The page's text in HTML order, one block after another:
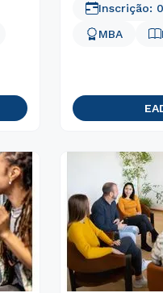
MBA
Inscrição: